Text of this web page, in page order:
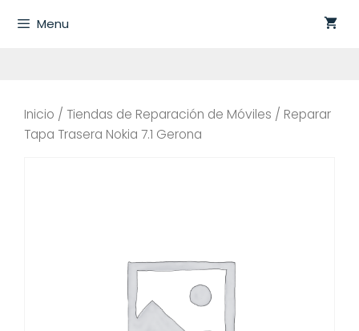
Menu
Inicio / Tiendas de Reparación de Móviles / Reparar
Tapa Trasera Nokia 7.1 Gerona